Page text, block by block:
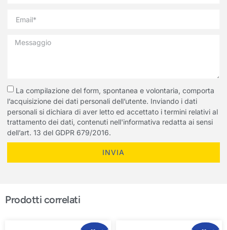
La compilazione del form, spontanea e volontaria, comporta
l’acquisizione dei dati personali dell’utente. Inviando i dati
personali si dichiara di aver letto ed accettato i termini relativi al
trattamento dei dati, contenuti nell'informativa redatta ai sensi
dell’art. 13 del GDPR 679/2016.
INVIA
Prodotti correlati